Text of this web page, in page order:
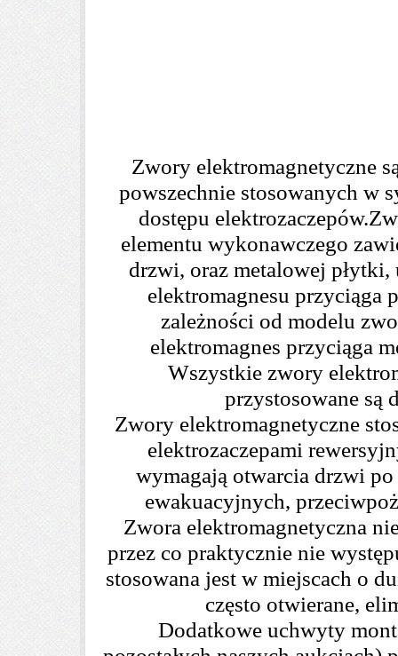
Zwory elektromagnetyczne
powszechnie stosowanych w
dostępu
elementu wykonawczego
drzwi, oraz metalowej
elektromagnesu przyciąga
zależności od modelu
elektromagnes przyciąga
Wszystkie zwory
przystosowane są
Zwory elektromagnetyczne
elektrozaczepami
wymagają otwarcia drzwi
ewakuacyjnych,
Zwora elektromagnetyczna
przez co praktycznie nie
stosowana jest w miejscach o
często otwierane,
Dodatkowe uchwyty